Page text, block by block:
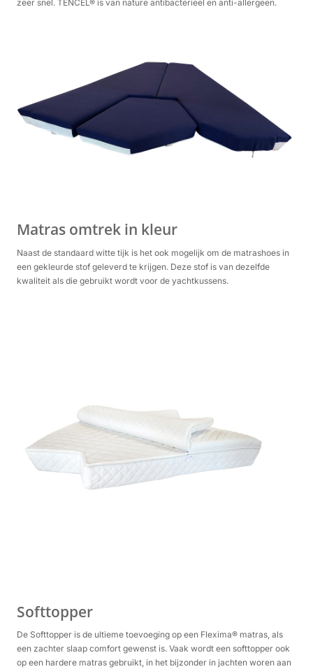
zeer snel. TENCEL® is van nature antibacterieel en anti-allergeen.
Matras omtrek in kleur
Naast de standaard witte tijk is het ook mogelijk om de matrashoes in
een gekleurde stof geleverd te krijgen. Deze stof is van dezelfde
kwaliteit als die gebruikt wordt voor de yachtkussens.
Softtopper
De Softtopper is de ultieme toevoeging op een Flexima® matras, als
een zachter slaap comfort gewenst is. Vaak wordt een softtopper ook
op een hardere matras gebruikt, in het bijzonder in jachten woren aan